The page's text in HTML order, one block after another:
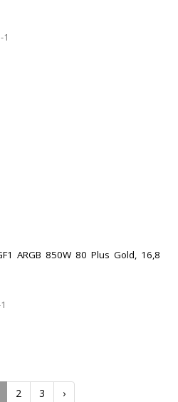
1
ARGB 850W 80 Plus Gold, 16,8
2 3 ›